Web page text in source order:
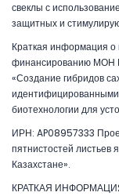
свеклы с
защитных и
Краткая информация о
финансированию МОН
«Создание гибридов
идентифицированными
биотехнологии для
ИРН: AP08957333
пятнистостей
Казахстане».
КРАТКАЯ